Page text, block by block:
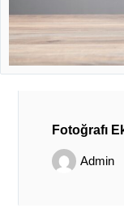
Fotoğrafı
Admin